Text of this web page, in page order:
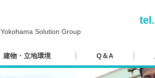
Yokohama Solution Group
tel.
建物・立地環境 Q＆A